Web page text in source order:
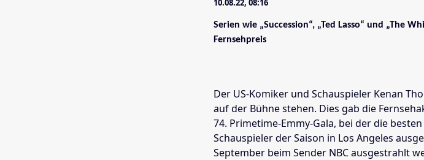
Serien wie „Succession“, „Ted Lasso“ und „The
Fernsehpreis
Der US-Komiker und Schauspieler Kenan
auf der Bühne stehen. Dies gab die
74. Primetime-Emmy-Gala, bei der die
Schauspieler der Saison in Los Angeles
September beim Sender NBC ausgestrahlt